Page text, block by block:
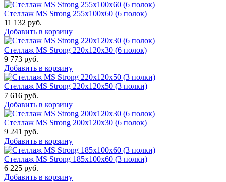
Стеллаж MS Strong 255x100x60 (6 полок)
11 132 руб.
Добавить в корзину
Стеллаж MS Strong 220x120x30 (6 полок)
9 773 руб.
Добавить в корзину
Стеллаж MS Strong 220x120x50 (3 полки)
7 616 руб.
Добавить в корзину
Стеллаж MS Strong 200x120x30 (6 полок)
9 241 руб.
Добавить в корзину
Стеллаж MS Strong 185x100x60 (3 полки)
6 225 руб.
Добавить в корзину